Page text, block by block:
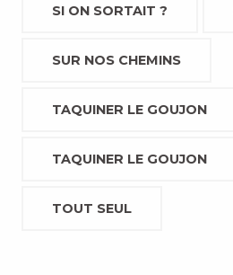
SI ON SORTAIT ?
SUR NOS CHEMINS
TAQUINER LE GOUJON
TAQUINER LE GOUJON
TOUT SEUL